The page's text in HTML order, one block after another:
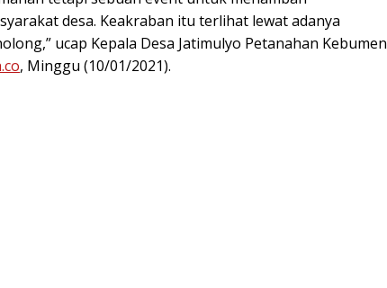
desa. Keakraban itu terlihat lewat adanya
ucap Kepala Desa Jatimulyo Petanahan Kebumen
, Minggu (10/01/2021).